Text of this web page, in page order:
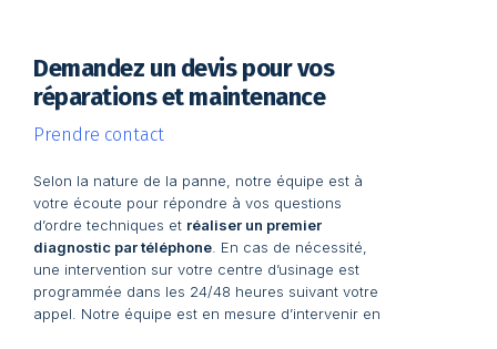
Demandez un devis pour vos
réparations et maintenance
Prendre contact
Selon la nature de la panne, notre équipe est à
votre écoute pour répondre à vos questions
d’ordre techniques et réaliser un premier
diagnostic par téléphone . En cas de nécessité,
une intervention sur votre centre d’usinage est
programmée dans les 24/48 heures suivant votre
appel. Notre équipe est en mesure d’intervenir en